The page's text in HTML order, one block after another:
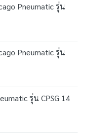
Pneumatic รุ่น
Pneumatic รุ่น
รุ่น CPSG 14